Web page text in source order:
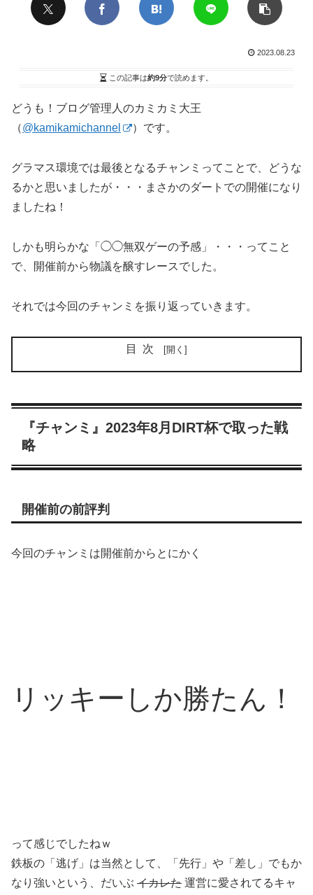
2023.08.23
この記事は約9分で読めます。
どうも！ブログ管理人のカミカミ大王
（@kamikamichannel ）です。
グラマス環境では最後となるチャンミってことで、どうな
るかと思いましたが・・・まさかのダートでの開催になり
ましたね！
しかも明らかな「◯◯無双ゲーの予感」・・・ってこと
で、開催前から物議を醸すレースでした。
それでは今回のチャンミを振り返っていきます。
目次
『チャンミ』2023年8月DIRT杯で取った戦
略
開催前の前評判
今回のチャンミは開催前からとにかく
リッキーしか勝たん！
って感じでしたねｗ
鉄板の「逃げ」は当然として、「先行」や「差し」でもか
なり強いという、だいぶ イカレた 運営に愛されてるキャ